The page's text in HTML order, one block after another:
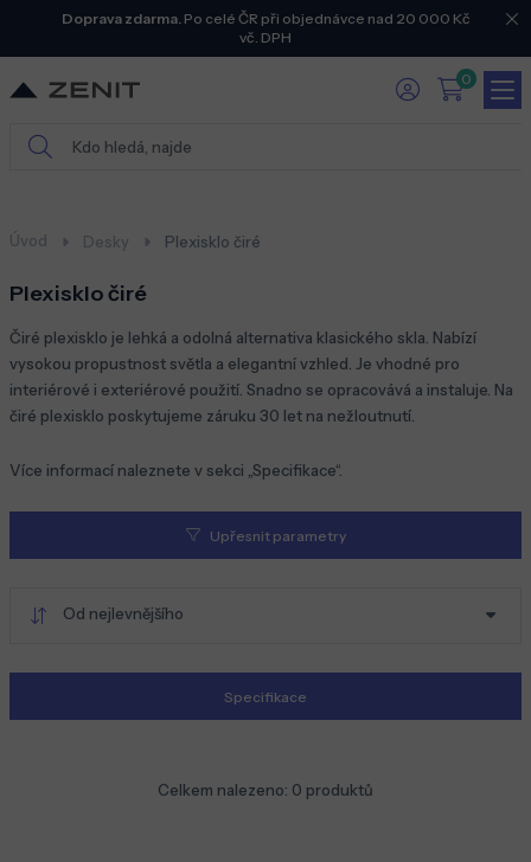
Doprava zdarma.Po celé ČR při objednávce nad 20 000 Kč
vč. DPH
0
Úvod Desky Plexisklo čiré
Plexisklo čiré
Čiré plexisklo je lehká a odolná alternativa klasického skla. Nabízí
vysokou propustnost světla a elegantní vzhled. Je vhodné pro
interiérové i exteriérové použití. Snadno se opracovává a instaluje. Na
čiré plexisklo poskytujeme záruku 30 let na nežloutnutí.
Více informací naleznete v sekci „Specifikace“.
Upřesnit parametry
Od nejlevnějšího
Specifikace
Celkem nalezeno: 0 produktů